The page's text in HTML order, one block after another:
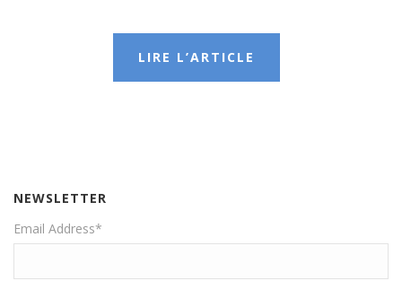
LIRE L’ARTICLE
NEWSLETTER
Email Address*